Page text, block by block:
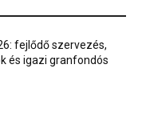
fejlődő szervezés,
és igazi granfondós